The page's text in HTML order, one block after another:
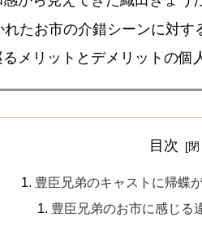
れたお市の介錯シーンに対す
メリットとデメリットの個
目次
豊臣兄弟のキャストに帰蝶
豊臣兄弟のお市に感じる